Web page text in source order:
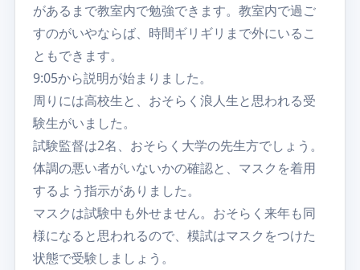
があるまで教室内で勉強できます。教室内で過ご
すのがいやならば、時間ギリギリまで外にいるこ
ともできます。
9:05から説明が始まりました。
周りには高校生と、おそらく浪人生と思われる受
験生がいました。
試験監督は2名、おそらく大学の先生方でしょう。
体調の悪い者がいないかの確認と、マスクを着用
するよう指示がありました。
マスクは試験中も外せません。おそらく来年も同
様になると思われるので、模試はマスクをつけた
状態で受験しましょう。